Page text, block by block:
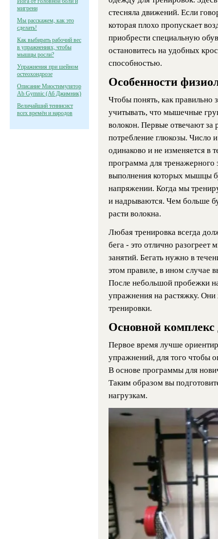
мигрени
Мы расскажем, как это
сделать!
Как выбирать рабочий вес
в упражнениях, чтобы
мышцы росли?
Упражнения при шейном
остеохондрозе
Описание Миостимулятор
Ab Gymnic (Аб Джимник)
Величайший теннисист
всех времён и народов
стесняла движений. Если
которая плохо пропускает
приобрести специальную
остановитесь на удобных
способностью.
Особенности
Чтобы понять, как правильно
учитывать, что мышечные
волокон. Первые отвечают за
потребление глюкозы.
одинаково и не изменяется в
программа для тренажерного
выполнения которых мышцы
напряжении. Когда мы
и надрываются. Чем больше
расти волокна.
Любая тренировка всегда
бега - это отлично
занятий. Бегать нужно в
этом правиле, в ином случае
После небольшой пробежки
упражнения на растяжку.
тренировки.
Основной
Первое время лучше
упражнений, для того чтобы
В основе программы для
Таким образом вы
нагрузкам.